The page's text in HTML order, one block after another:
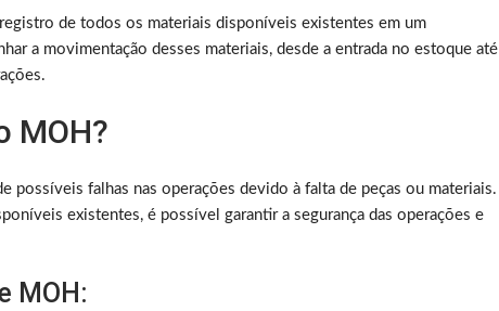
de todos os materiais disponíveis existentes em um
a movimentação desses materiais, desde a entrada no estoque até
MOH?
possíveis falhas nas operações devido à falta de peças ou materiais.
existentes, é possível garantir a segurança das operações e
MOH: